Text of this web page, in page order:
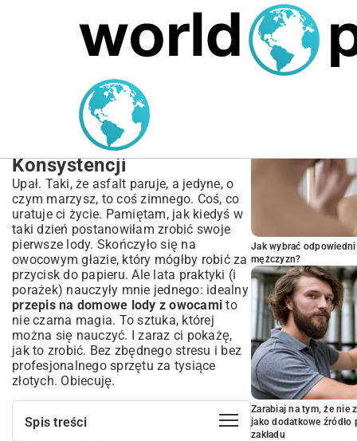
MARIUSZ ŁAMAGA 05.10.2025
Kompletny Przepis na
Domowe Lody z Owocami
| Sekrety Idealnej
Konsystencji
Upał. Taki, że asfalt paruje, a jedyne, o
czym marzysz, to coś zimnego. Coś, co
uratuje ci życie. Pamiętam, jak kiedyś w
taki dzień postanowiłam zrobić swoje
pierwsze lody. Skończyło się na
owocowym głazie, który mógłby robić za
przycisk do papieru. Ale lata praktyki (i
porażek) nauczyły mnie jednego: idealny
przepis na domowe lody z owocami to
nie czarna magia. To sztuka, której
można się nauczyć. I zaraz ci pokażę,
jak to zrobić. Bez zbędnego stresu i bez
profesjonalnego sprzętu za tysiące
złotych. Obiecuję.
Spis treści
Jak wybrać
mężczyzn?
Zarabiaj na tym, że nie
jako dodatkowe
zakładu